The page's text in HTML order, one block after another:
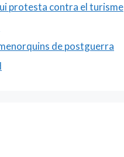
protesta contra el turisme
de postguerra